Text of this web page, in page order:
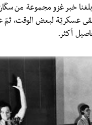
خبر غزو مجموعة من
عسكريّة لبعض الوقت،
أكثر.